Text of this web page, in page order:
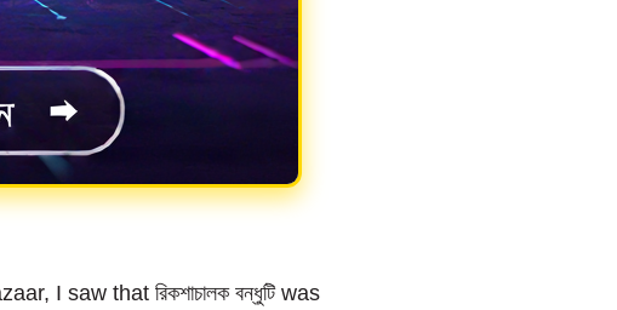
I saw that রিকশাচালক বন্ধুটি was